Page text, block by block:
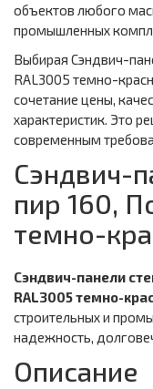
объектов любого
промышленных
Выбирая Сэндвич-
RAL3005 темно-
сочетание цены,
характеристик. Это
современным
Сэндвич-
пир 160,
темно-
Сэндвич-панели
RAL3005 темно-
строительных и
надежность,
Описание